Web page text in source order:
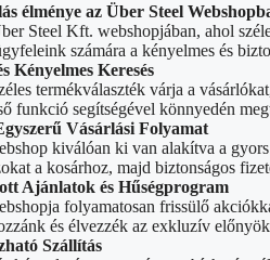
élménye az Über Steel
Steel Kft. webshopjában, ahol
számára a kényelmes és
Kényelmes Keresés
termékválaszték várja a
funkció segítségével könnyedén
Vásárlási Folyamat
kiválóan ki van alakítva a
a kosárhoz, majd biztonságos
Ajánlatok és Hűségprogram
folyamatosan frissülő
és élvezzék az exkluzív
Szállítás